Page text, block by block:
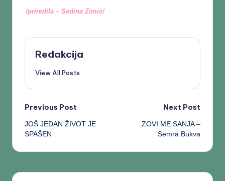
/priredila – Sedina Zimić/
Redakcija
View All Posts
Previous Post
JOŠ JEDAN ŽIVOT JE
SPAŠEN
Next Post
ZOVI ME SANJA –
Semra Bukva